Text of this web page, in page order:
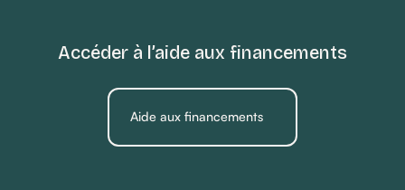
Accéder à l’aide aux financements
Aide aux financements